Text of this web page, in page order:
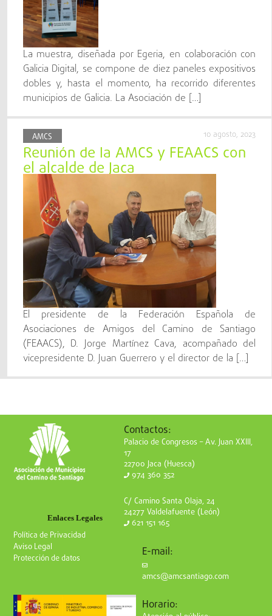
La muestra, diseñada por Egeria, en colaboración con
Galicia Digital, se compone de diez paneles expositivos
dobles y, hasta el momento, ha recorrido diferentes
municipios de Galicia. La Asociación de […]
AMCS 10 agosto, 2023
Reunión de la AMCS y FEAACS con
el alcalde de Jaca
El presidente de la Federación Española de
Asociaciones de Amigos del Camino de Santiago
(FEAACS), D. Jorge Martínez Cava, acompañado del
vicepresidente D. Juan Guerrero y el director de la […]
Enlaces Legales
Política de Privacidad
Aviso Legal
Protección de datos
Contactos:
Palacio de Congresos – Av. Juan XXIII,
17
22700 Jaca (Huesca)
974 360 352
C/ Camino Santa Olaja, 24
24277 Valdelafuente (León)
621 151 165
E-mail:
amcs@amcsantiago.com
Horario: